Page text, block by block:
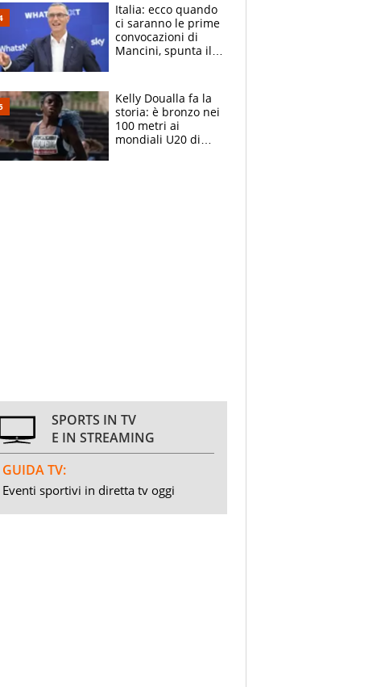
Italia: ecco quando
ci saranno le prime
convocazioni di
Mancini, spunta il
Kelly Doualla fa la
storia: è bronzo nei
100 metri ai
mondiali U20 di
SPORTS IN TV
E IN STREAMING
GUIDA TV:
Eventi sportivi in diretta tv oggi